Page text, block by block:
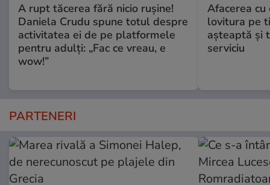
A rupt tăcerea fără nicio rușine!
Daniela Crudu spune totul despre
activitatea ei de pe platformele
pentru adulți: „Fac ce vreau, e
wow!”
Afacerea
lovitura pe
aşteaptă şi
serviciu
PARTENERI